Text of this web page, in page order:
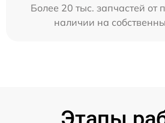
Более 20 тыс. запчастей от
наличии на